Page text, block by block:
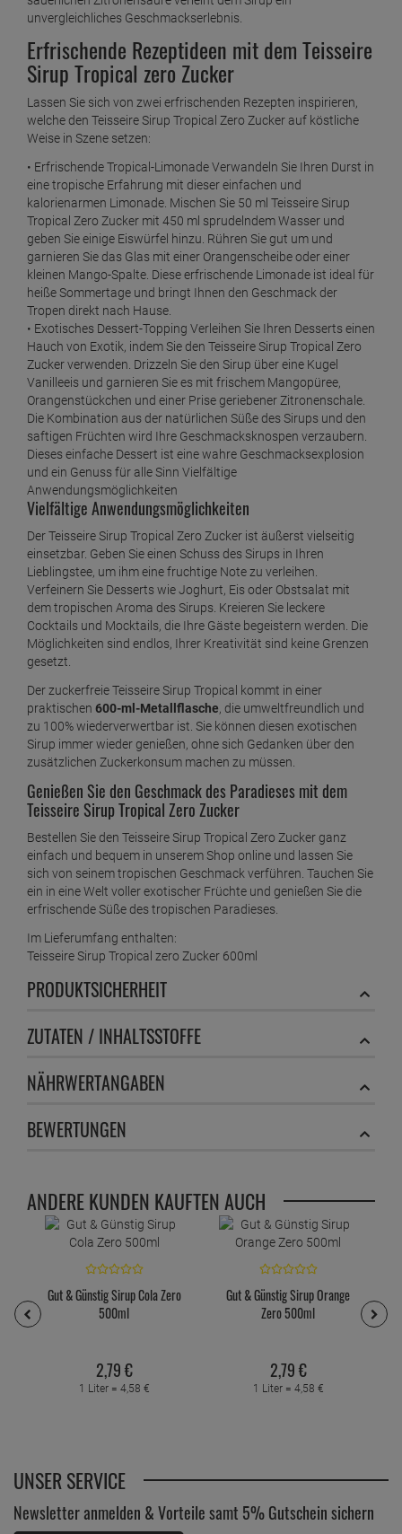
unvergleichliches Geschmackserlebnis.
Erfrischende Rezeptideen mit dem Teisseire
Sirup Tropical zero Zucker
Lassen Sie sich von zwei erfrischenden Rezepten inspirieren,
welche den Teisseire Sirup Tropical Zero Zucker auf köstliche
Weise in Szene setzen:
• Erfrischende Tropical-Limonade Verwandeln Sie Ihren Durst in
eine tropische Erfahrung mit dieser einfachen und
kalorienarmen Limonade. Mischen Sie 50 ml Teisseire Sirup
Tropical Zero Zucker mit 450 ml sprudelndem Wasser und
geben Sie einige Eiswürfel hinzu. Rühren Sie gut um und
garnieren Sie das Glas mit einer Orangenscheibe oder einer
kleinen Mango-Spalte. Diese erfrischende Limonade ist ideal für
heiße Sommertage und bringt Ihnen den Geschmack der
Tropen direkt nach Hause.
• Exotisches Dessert-Topping Verleihen Sie Ihren Desserts einen
Hauch von Exotik, indem Sie den Teisseire Sirup Tropical Zero
Zucker verwenden. Drizzeln Sie den Sirup über eine Kugel
Vanilleeis und garnieren Sie es mit frischem Mangopüree,
Orangenstückchen und einer Prise geriebener Zitronenschale.
Die Kombination aus der natürlichen Süße des Sirups und den
saftigen Früchten wird Ihre Geschmacksknospen verzaubern.
Dieses einfache Dessert ist eine wahre Geschmacksexplosion
und ein Genuss für alle Sinn Vielfältige
Anwendungsmöglichkeiten
Vielfältige Anwendungsmöglichkeiten
Der Teisseire Sirup Tropical Zero Zucker ist äußerst vielseitig
einsetzbar. Geben Sie einen Schuss des Sirups in Ihren
Lieblingstee, um ihm eine fruchtige Note zu verleihen.
Verfeinern Sie Desserts wie Joghurt, Eis oder Obstsalat mit
dem tropischen Aroma des Sirups. Kreieren Sie leckere
Cocktails und Mocktails, die Ihre Gäste begeistern werden. Die
Möglichkeiten sind endlos, Ihrer Kreativität sind keine Grenzen
gesetzt.
Der zuckerfreie Teisseire Sirup Tropical kommt in einer
praktischen 600-ml-Metallflasche , die umweltfreundlich und
zu 100% wiederverwertbar ist. Sie können diesen exotischen
Sirup immer wieder genießen, ohne sich Gedanken über den
zusätzlichen Zuckerkonsum machen zu müssen.
Genießen Sie den Geschmack des Paradieses mit dem
Teisseire Sirup Tropical Zero Zucker
Bestellen Sie den Teisseire Sirup Tropical Zero Zucker ganz
einfach und bequem in unserem Shop online und lassen Sie
sich von seinem tropischen Geschmack verführen. Tauchen Sie
ein in eine Welt voller exotischer Früchte und genießen Sie die
erfrischende Süße des tropischen Paradieses.
Im Lieferumfang enthalten:
Teisseire Sirup Tropical zero Zucker 600ml
PRODUKTSICHERHEIT
ZUTATEN / INHALTSSTOFFE
NÄHRWERTANGABEN
BEWERTUNGEN
ANDERE KUNDEN KAUFTEN AUCH
Gut & Günstig Sirup Cola Zero
500ml
2,79€
1 Liter = 4,58 €
Gut & Günstig Sirup Orange
Zero 500ml
2,79€
1 Liter = 4,58 €
UNSER SERVICE
Newsletter anmelden & Vorteile samt 5% Gutschein sichern